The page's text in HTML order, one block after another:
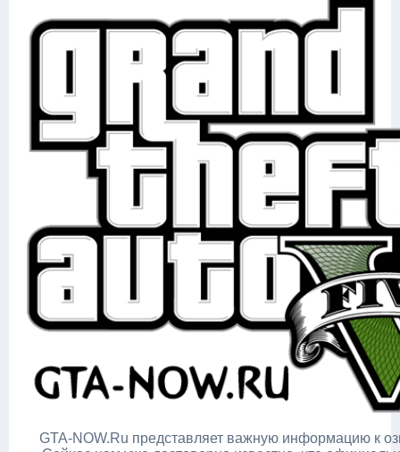
GTA-NOW.Ru представляет важную информацию к